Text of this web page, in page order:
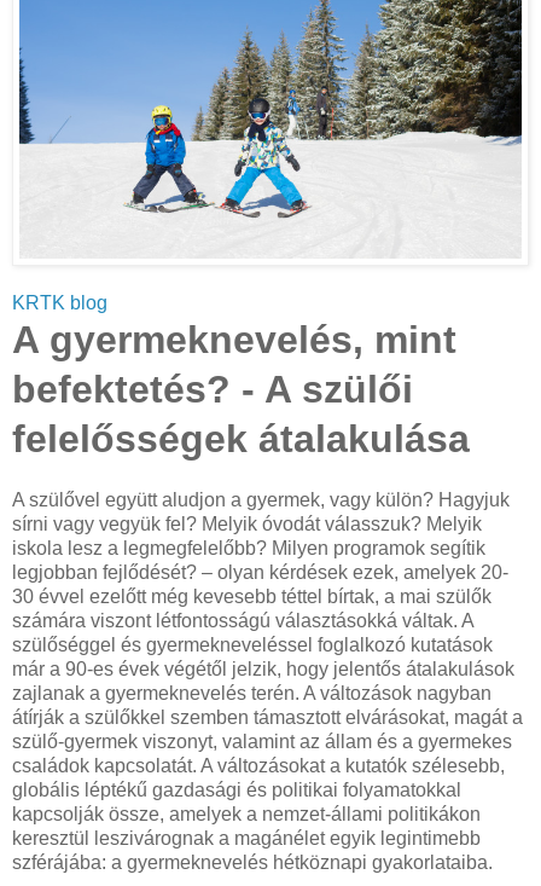
KRTK blog
A gyermeknevelés, mint
befektetés? - A szülői
felelősségek átalakulása
A szülővel együtt aludjon a gyermek, vagy külön? Hagyjuk
sírni vagy vegyük fel? Melyik óvodát válasszuk? Melyik
iskola lesz a legmegfelelőbb? Milyen programok segítik
legjobban fejlődését? – olyan kérdések ezek, amelyek 20-
30 évvel ezelőtt még kevesebb téttel bírtak, a mai szülők
számára viszont létfontosságú választásokká váltak. A
szülőséggel és gyermekneveléssel foglalkozó kutatások
már a 90-es évek végétől jelzik, hogy jelentős átalakulások
zajlanak a gyermeknevelés terén. A változások nagyban
átírják a szülőkkel szemben támasztott elvárásokat, magát a
szülő-gyermek viszonyt, valamint az állam és a gyermekes
családok kapcsolatát. A változásokat a kutatók szélesebb,
globális léptékű gazdasági és politikai folyamatokkal
kapcsolják össze, amelyek a nemzet-állami politikákon
keresztül leszivárognak a magánélet egyik legintimebb
szférájába: a gyermeknevelés hétköznapi gyakorlataiba.